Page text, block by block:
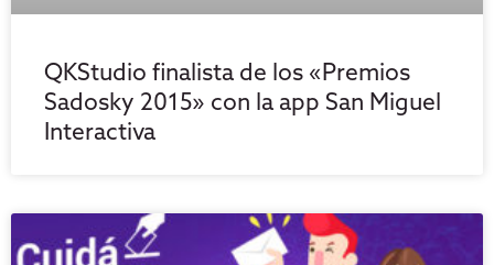
QKStudio finalista de los «Premios
Sadosky 2015» con la app San Miguel
Interactiva